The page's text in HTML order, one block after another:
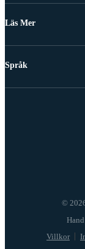
Läs Mer
©
Villkor
Språk